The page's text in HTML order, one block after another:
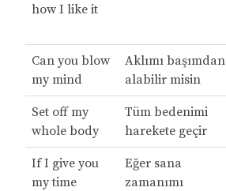
how I like it
Can you blow
my mind
Aklımı başımdan
alabilir misin
Set off my
whole body
Tüm bedenimi
harekete geçir
If I give you
my time
Eğer sana
zamanımı